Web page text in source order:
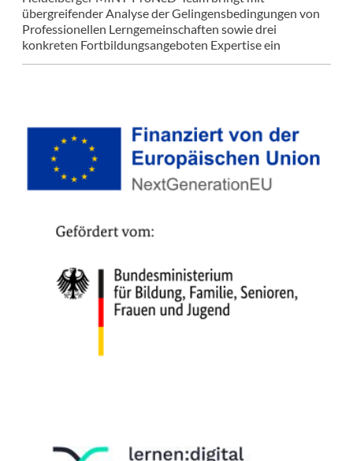
übergreifender Analyse der Gelingensbedingungen von
Professionellen Lerngemeinschaften sowie drei
konkreten Fortbildungsangeboten Expertise ein